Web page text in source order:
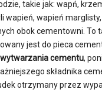
takie jak: wapń,
wapień, wapień
obok cementowni.
jest do pieca
wytwarzania cementu,
składnika
otrzymany przez